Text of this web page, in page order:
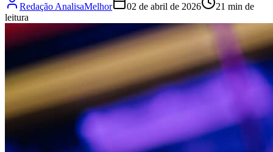
Redação AnalisaMelhor 02 de abril de 2026
21 min de
leitura